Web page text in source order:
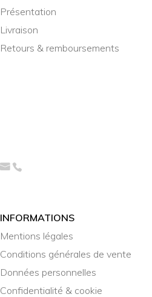
Présentation
Livraison
Retours & remboursements
INFORMATIONS
Mentions légales
Conditions générales de vente
Données personnelles
Confidentialité & cookie